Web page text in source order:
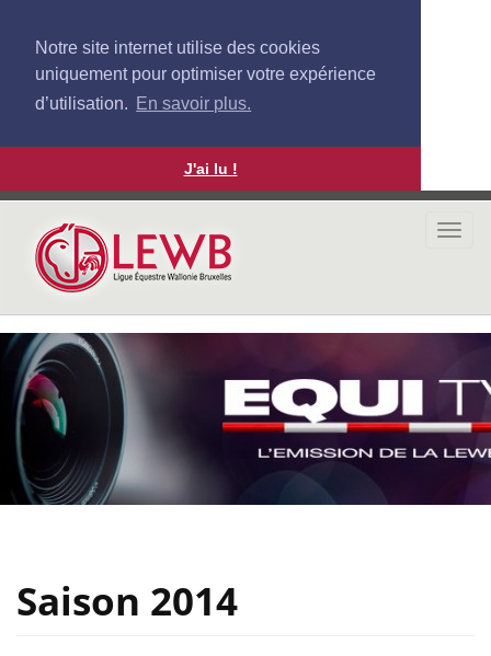
Notre site internet utilise des cookies
uniquement pour optimiser votre expérience
d’utilisation. En savoir plus.
J'ai lu !
Aller
contenu
principal
Saison 2014